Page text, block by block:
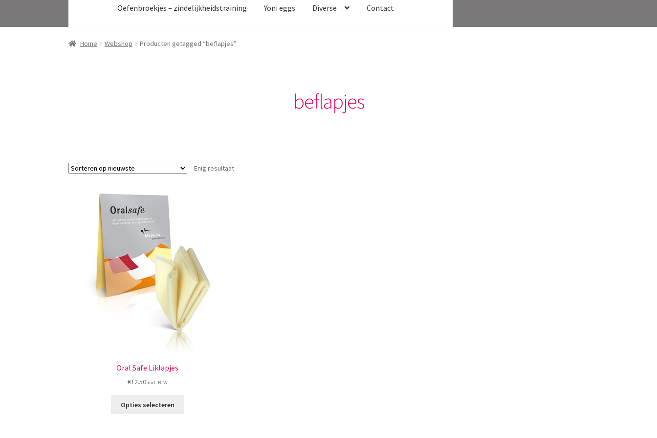
Oefenbroekjes – zindelijkheidstraining Yoni eggs Diverse Contact
Home Webshop Producten getagged “beflapjes”
beflapjes
Enig resultaat
Oral Safe Liklapjes
€12.50 incl. BTW
Opties selecteren